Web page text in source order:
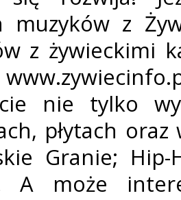
muzyków z
z żywieckimi
nie tylko
płytach
Granie;
A może